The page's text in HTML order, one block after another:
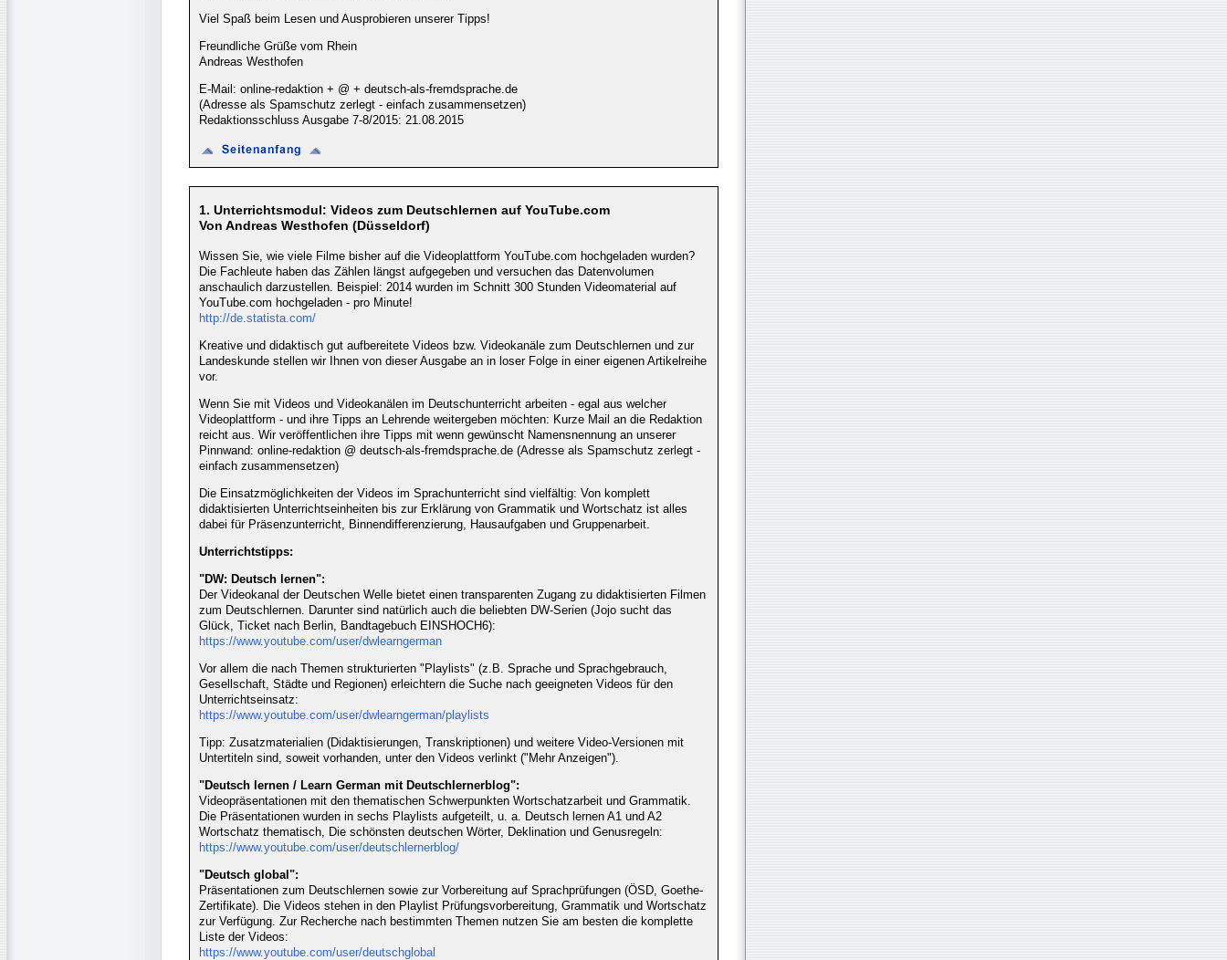
Viel Spaß beim Lesen und Ausprobieren unserer Tipps!
Freundliche Grüße vom Rhein
Andreas Westhofen
E-Mail: online-redaktion + @ + deutsch-als-fremdsprache.de
(Adresse als Spamschutz zerlegt - einfach zusammensetzen)
Redaktionsschluss Ausgabe 7-8/2015: 21.08.2015
1. Unterrichtsmodul: Videos zum Deutschlernen auf YouTube.com
Von Andreas Westhofen (Düsseldorf)
Wissen Sie, wie viele Filme bisher auf die Videoplattform YouTube.com hochgeladen wurden?
Die Fachleute haben das Zählen längst aufgegeben und versuchen das Datenvolumen
anschaulich darzustellen. Beispiel: 2014 wurden im Schnitt 300 Stunden Videomaterial auf
YouTube.com hochgeladen - pro Minute!
http://de.statista.com/
Kreative und didaktisch gut aufbereitete Videos bzw. Videokanäle zum Deutschlernen und zur
Landeskunde stellen wir Ihnen von dieser Ausgabe an in loser Folge in einer eigenen Artikelreihe
vor.
Wenn Sie mit Videos und Videokanälen im Deutschunterricht arbeiten - egal aus welcher
Videoplattform - und ihre Tipps an Lehrende weitergeben möchten: Kurze Mail an die Redaktion
reicht aus. Wir veröffentlichen ihre Tipps mit wenn gewünscht Namensnennung an unserer
Pinnwand: online-redaktion @ deutsch-als-fremdsprache.de (Adresse als Spamschutz zerlegt -
einfach zusammensetzen)
Die Einsatzmöglichkeiten der Videos im Sprachunterricht sind vielfältig: Von komplett
didaktisierten Unterrichtseinheiten bis zur Erklärung von Grammatik und Wortschatz ist alles
dabei für Präsenzunterricht, Binnendifferenzierung, Hausaufgaben und Gruppenarbeit.
Unterrichtstipps:
"DW: Deutsch lernen":
Der Videokanal der Deutschen Welle bietet einen transparenten Zugang zu didaktisierten Filmen
zum Deutschlernen. Darunter sind natürlich auch die beliebten DW-Serien (Jojo sucht das
Glück, Ticket nach Berlin, Bandtagebuch EINSHOCH6):
https://www.youtube.com/user/dwlearngerman
Vor allem die nach Themen strukturierten "Playlists" (z.B. Sprache und Sprachgebrauch,
Gesellschaft, Städte und Regionen) erleichtern die Suche nach geeigneten Videos für den
Unterrichtseinsatz:
https://www.youtube.com/user/dwlearngerman/playlists
Tipp: Zusatzmaterialien (Didaktisierungen, Transkriptionen) und weitere Video-Versionen mit
Untertiteln sind, soweit vorhanden, unter den Videos verlinkt ("Mehr Anzeigen").
"Deutsch lernen / Learn German mit Deutschlernerblog":
Videopräsentationen mit den thematischen Schwerpunkten Wortschatzarbeit und Grammatik.
Die Präsentationen wurden in sechs Playlists aufgeteilt, u. a. Deutsch lernen A1 und A2
Wortschatz thematisch, Die schönsten deutschen Wörter, Deklination und Genusregeln:
https://www.youtube.com/user/deutschlernerblog/
"Deutsch global":
Präsentationen zum Deutschlernen sowie zur Vorbereitung auf Sprachprüfungen (ÖSD, Goethe-
Zertifikate). Die Videos stehen in den Playlist Prüfungsvorbereitung, Grammatik und Wortschatz
zur Verfügung. Zur Recherche nach bestimmten Themen nutzen Sie am besten die komplette
Liste der Videos:
https://www.youtube.com/user/deutschglobal